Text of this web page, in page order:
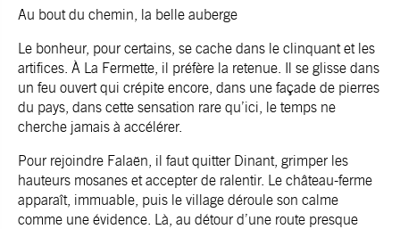
Au bout du chemin, la belle auberge
Le bonheur, pour certains, se cache dans le clinquant et les
artifices. À La Fermette, il préfère la retenue. Il se glisse dans
un feu ouvert qui crépite encore, dans une façade de pierres
du pays, dans cette sensation rare qu’ici, le temps ne
cherche jamais à accélérer.
Pour rejoindre Falaën, il faut quitter Dinant, grimper les
hauteurs mosanes et accepter de ralentir. Le château-ferme
apparaît, immuable, puis le village déroule son calme
comme une évidence. Là, au détour d’une route presque